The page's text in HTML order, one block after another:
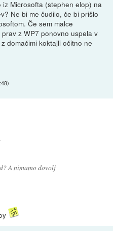
Microsofta (stephen elop) na
Ne bi me čudilo, če bi prišlo
Če sem malce
z WP7 ponovno uspela v
domačimi koktajli očitno ne
)
A nimamo dovolj